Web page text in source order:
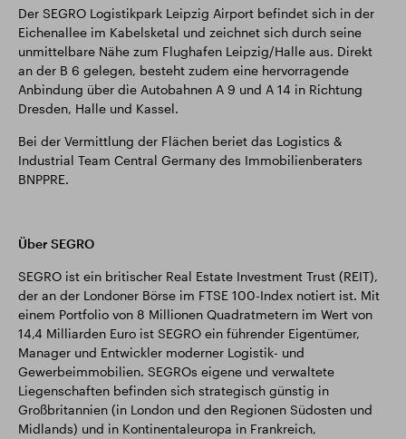
Der SEGRO Logistikpark Leipzig Airport befindet sich in der
Eichenallee im Kabelsketal und zeichnet sich durch seine
unmittelbare Nähe zum Flughafen Leipzig/Halle aus. Direkt
an der B 6 gelegen, besteht zudem eine hervorragende
Anbindung über die Autobahnen A 9 und A 14 in Richtung
Dresden, Halle und Kassel.
Bei der Vermittlung der Flächen beriet das Logistics &
Industrial Team Central Germany des Immobilienberaters
BNPPRE.
Über SEGRO
SEGRO ist ein britischer Real Estate Investment Trust (REIT),
der an der Londoner Börse im FTSE 100-Index notiert ist. Mit
einem Portfolio von 8 Millionen Quadratmetern im Wert von
14,4 Milliarden Euro ist SEGRO ein führender Eigentümer,
Manager und Entwickler moderner Logistik- und
Gewerbeimmobilien. SEGROs eigene und verwaltete
Liegenschaften befinden sich strategisch günstig in
Großbritannien (in London und den Regionen Südosten und
Midlands) und in Kontinentaleuropa in Frankreich,